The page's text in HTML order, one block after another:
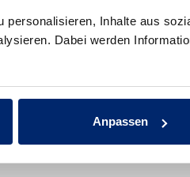
Inhalte aus
Dabei werden
Anpassen